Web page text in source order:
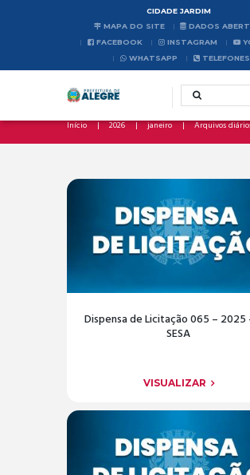
CIDADE JARDIM
MAPA DO SITE
DADOS
FACEBOOK
INSTAGRAM
WHATSAPP
TELEFONES
Início 2026 janeiro Arquivos
Dispensa de Licitação 065 – 2025
SESA
VISUALIZAR